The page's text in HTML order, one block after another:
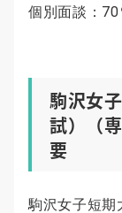
個別面談：70
駒沢女
試）（
要
駒沢女子短期